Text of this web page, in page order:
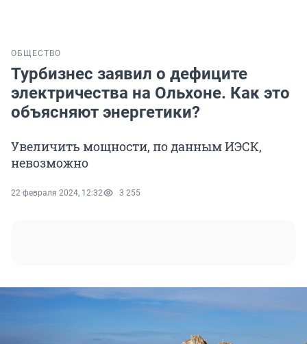
ОБЩЕСТВО
Турбизнес заявил о дефиците
электричества на Ольхоне. Как это
объясняют энергетики?
Увеличить мощности, по данным ИЭСК,
невозможно
22 февраля 2024, 12:32 3 255